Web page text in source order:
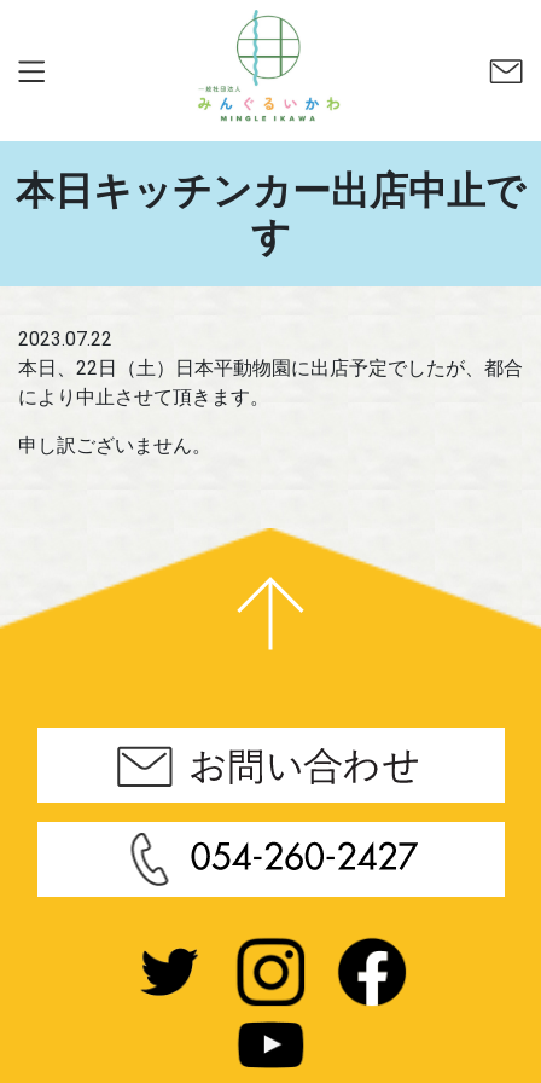
本日キッチンカー出店中止で
す
2023.07.22
本日、22日（土）日本平動物園に出店予定でしたが、都合
により中止させて頂きます。
申し訳ございません。